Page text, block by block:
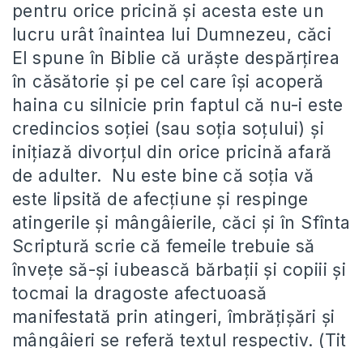
pentru orice pricină și acesta este un
lucru urât înaintea lui Dumnezeu, căci
El spune în Biblie că urăște despărțirea
în căsătorie și pe cel care își acoperă
haina cu silnicie prin faptul că nu-i este
credincios soției (sau soția soțului) și
inițiază divorțul din orice pricină afară
de adulter. Nu este bine că soția vă
este lipsită de afecțiune și respinge
atingerile și mângâierile, căci și în Sfînta
Scriptură scrie că femeile trebuie să
învețe să-și iubească bărbații și copiii și
tocmai la dragoste afectuoasă
manifestată prin atingeri, îmbrățișări și
mângâieri se referă textul respectiv. (Tit